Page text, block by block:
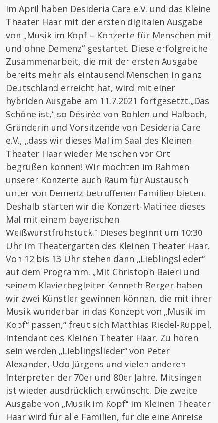
Im April haben Desideria Care e.V. und das Kleine
Theater Haar mit der ersten digitalen Ausgabe
von „Musik im Kopf – Konzerte für Menschen mit
und ohne Demenz“ gestartet. Diese erfolgreiche
Zusammenarbeit, die mit der ersten Ausgabe
bereits mehr als eintausend Menschen in ganz
Deutschland erreicht hat, wird mit einer
hybriden Ausgabe am 11.7.2021 fortgesetzt.„Das
Schöne ist,“ so Désirée von Bohlen und Halbach,
Gründerin und Vorsitzende von Desideria Care
e.V., „dass wir dieses Mal im Saal des Kleinen
Theater Haar wieder Menschen vor Ort
begrüßen können! Wir möchten im Rahmen
unserer Konzerte auch Raum für Austausch
unter von Demenz betroffenen Familien bieten.
Deshalb starten wir die Konzert-Matinee dieses
Mal mit einem bayerischen
Weißwurstfrühstück.“ Dieses beginnt um 10:30
Uhr im Theatergarten des Kleinen Theater Haar.
Von 12 bis 13 Uhr stehen dann „Lieblingslieder“
auf dem Programm. „Mit Christoph Baierl und
seinem Klavierbegleiter Kenneth Berger haben
wir zwei Künstler gewinnen können, die mit ihrer
Musik wunderbar in das Konzept von „Musik im
Kopf“ passen,“ freut sich Matthias Riedel-Rüppel,
Intendant des Kleinen Theater Haar. Zu hören
sein werden „Lieblingslieder“ von Peter
Alexander, Udo Jürgens und vielen anderen
Interpreten der 70er und 80er Jahre. Mitsingen
ist wieder ausdrücklich erwünscht. Die zweite
Ausgabe von „Musik im Kopf“ im Kleinen Theater
Haar wird für alle Familien, für die eine Anreise